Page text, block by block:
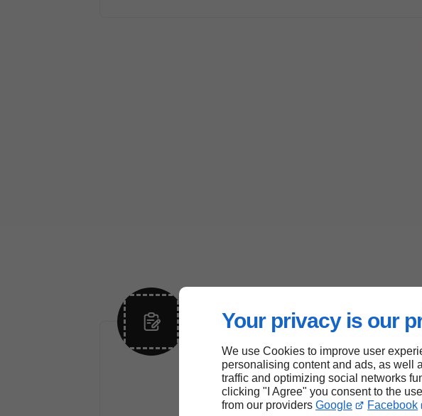
Your privacy is our
We use Cookies to improve user
personalising content and ads, as well
traffic and optimizing social networks
clicking "I Agree" you consent to the
from our providers Google Facebook
Les prestations de notre
Stage d’équitation